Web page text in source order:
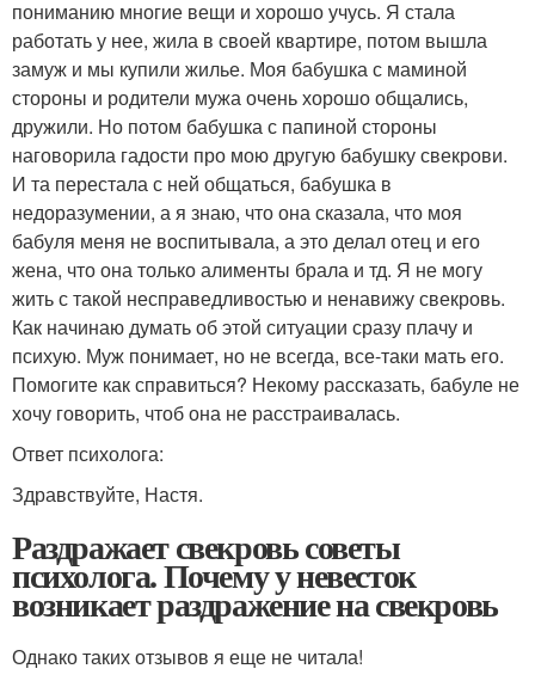
пониманию многие вещи и хорошо учусь. Я стала
работать у нее, жила в своей квартире, потом вышла
замуж и мы купили жилье. Моя бабушка с маминой
стороны и родители мужа очень хорошо общались,
дружили. Но потом бабушка с папиной стороны
наговорила гадости про мою другую бабушку свекрови.
И та перестала с ней общаться, бабушка в
недоразумении, а я знаю, что она сказала, что моя
бабуля меня не воспитывала, а это делал отец и его
жена, что она только алименты брала и тд. Я не могу
жить с такой несправедливостью и ненавижу свекровь.
Как начинаю думать об этой ситуации сразу плачу и
психую. Муж понимает, но не всегда, все-таки мать его.
Помогите как справиться? Некому рассказать, бабуле не
хочу говорить, чтоб она не расстраивалась.
Ответ психолога:
Здравствуйте, Настя.
Раздражает свекровь советы
психолога. Почему у невесток
возникает раздражение на свекровь
Однако таких отзывов я еще не читала!